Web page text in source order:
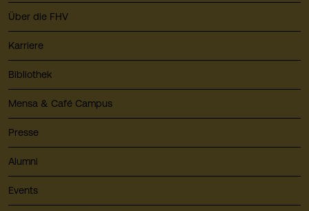
Über die FHV
Karriere
Bibliothek
Mensa & Café Campus
Presse
Alumni
Events